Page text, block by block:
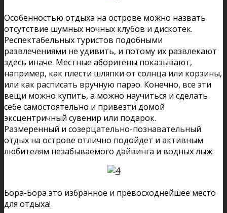
Особенностью отдыха на острове можно назвать
отсутствие шумных ночных клубов и дискотек.
Респектабельных туристов подобными
развлечениями не удивить, и потому их развлекают
здесь иначе. Местные аборигены показывают,
например, как плести шляпки от солнца или корзины,
или как расписать вручную парэо. Конечно, все эти
вещи можно купить, а можно научиться и сделать
себе самостоятельно и привезти домой
эксцентричный сувенир или подарок.
Размеренный и созерцательно-познавательный
отдых на острове отлично подойдет и активным
любителям незабываемого дайвинга и водных лыж.
Бора-Бора это избранное и превосходнейшее место
для отдыха!